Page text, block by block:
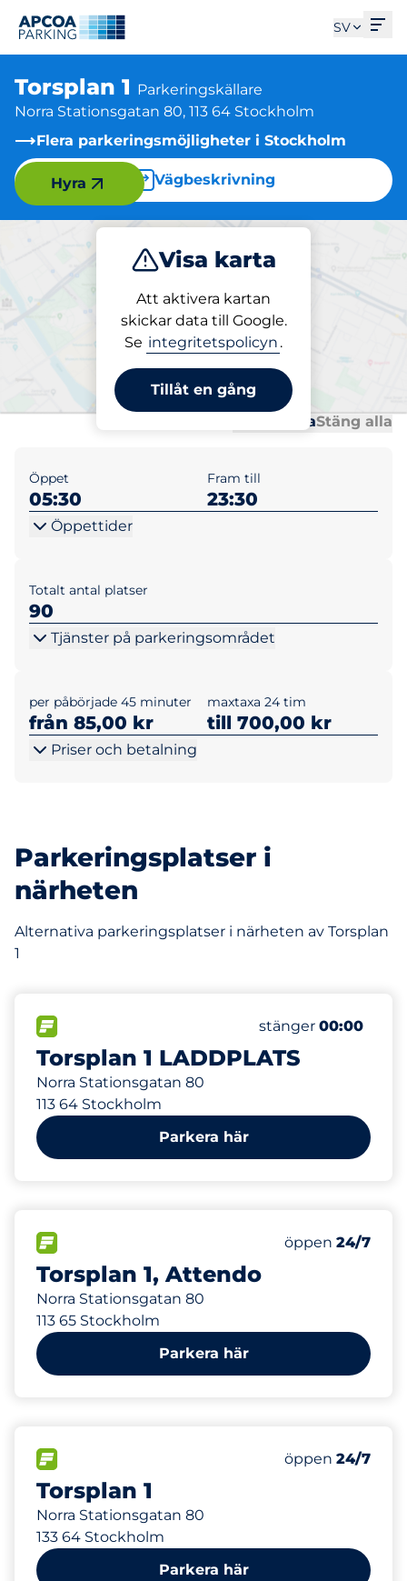
SV
Torsplan 1 Parkeringskällare
Norra Stationsgatan 80, 113 64 Stockholm
Flera parkeringsmöjligheter i Stockholm
Vägbeskrivning
Visa karta
Att aktivera kartan
skickar data till Google.
Se integritetspolicyn .
Tillåt en gång
Hyra
Parkera Ladda
Parkering på plats
Torsplan 1
Öppna allaStäng alla
Öppet
05:30
Fram till
23:30
Öppettider
Totalt antal platser
90
Tjänster på parkeringsområdet
per påbörjade 45 minuter
från 85,00 kr
maxtaxa 24 tim
till 700,00 kr
Priser och betalning
Parkeringsplatser i
närheten
Alternativa parkeringsplatser i närheten av Torsplan
1
Torsplan 1 LADDPLATS
Norra Stationsgatan 80
113 64 Stockholm
Antal
Totalt antal
stänger 00:00
Parkera här
Torsplan 1, Attendo
Norra Stationsgatan 80
113 65 Stockholm
Antal
Totalt antal
öppen 24/7
27 m
Parkera här
Torsplan 1
Norra Stationsgatan 80
133 64 Stockholm
Antal
Totalt antal
öppen 24/7
64 m
Parkera här